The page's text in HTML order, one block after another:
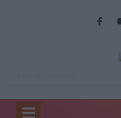
Home